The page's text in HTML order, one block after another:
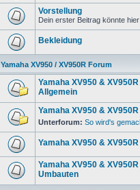
Vorstellung
Dein erster Beitrag könnte
Bekleidung
Yamaha XV950 / XV950R Forum
Yamaha XV950 & XV950R
Allgemein
Yamaha XV950 &
Unterforum: So wird's
Yamaha XV950 &
Yamaha XV950 & XV950R
Umbauten